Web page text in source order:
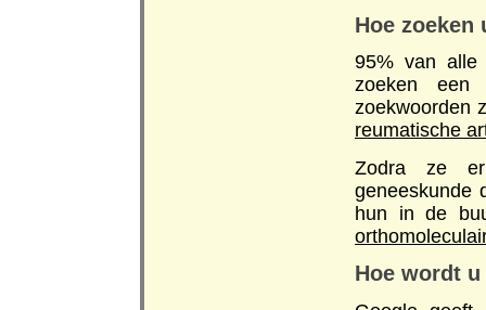
Hoe
95% van alle
zoeken een
zoekwoorden
reumatische
Zodra ze er
geneeskunde
hun in de
Hoe wordt